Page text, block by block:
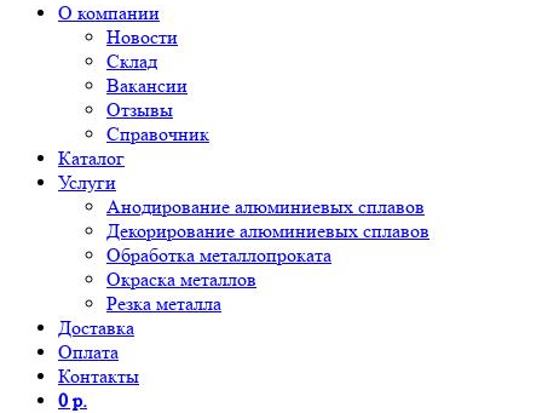
О компании
Новости
Склад
Вакансии
Отзывы
Справочник
Каталог
Услуги
Анодирование алюминиевых сплавов
Декорирование алюминиевых сплавов
Обработка металлопроката
Окраска металлов
Резка металла
Доставка
Оплата
Контакты
0 р.